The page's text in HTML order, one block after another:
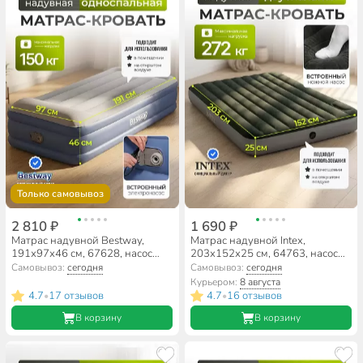
Только самовывоз
2 810 ₽
Матрас надувной Bestway,
191х97х46 см, 67628, насос
встроенный, электрический,
флокированный, с сумкой, 150
кг
Самовывоз:сегодня
4.7•17 отзывов
В корзину
1 690 ₽
Матрас надувной Intex,
203х152х25 см, 64763, насос
встроенный, ножной,
флокированный, 272 кг
Самовывоз: сегодня
Курьером: 8 августа
4.7•16 отзывов
В корзину